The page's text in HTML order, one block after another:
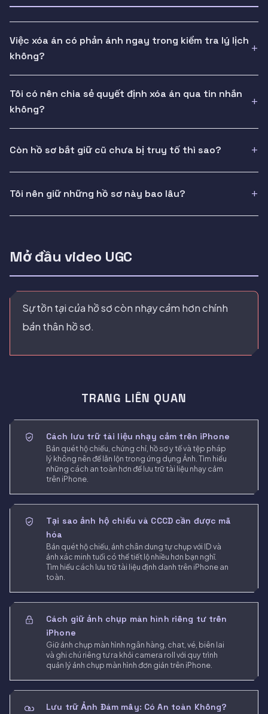
Việc xóa án có phản ánh ngay trong kiểm tra lý lịch
không?
Tôi có nên chia sẻ quyết định xóa án qua tin nhắn
không?
Còn hồ sơ bắt giữ cũ chưa bị truy tố thì sao?
Tôi nên giữ những hồ sơ này bao lâu?
Mở đầu video UGC
Sự tồn tại của hồ sơ còn nhạy cảm hơn chính
bản thân hồ sơ.
TRANG LIÊN QUAN
Cách lưu trữ tài liệu nhạy cảm trên iPhone
Bản quét hộ chiếu, chứng chỉ, hồ sơ y tế và tệp pháp
lý không nên để lẫn lộn trong ứng dụng Ảnh. Tìm hiểu
những cách an toàn hơn để lưu trữ tài liệu nhạy cảm
trên iPhone.
Tại sao ảnh hộ chiếu và CCCD cần được mã
hóa
Bản quét hộ chiếu, ảnh chân dung tự chụp với ID và
ảnh xác minh tuổi có thể tiết lộ nhiều hơn bạn nghĩ.
Tìm hiểu cách lưu trữ tài liệu định danh trên iPhone an
toàn.
Cách giữ ảnh chụp màn hình riêng tư trên
iPhone
Giữ ảnh chụp màn hình ngân hàng, chat, vé, biên lai
và ghi chú riêng tư ra khỏi camera roll với quy trình
quản lý ảnh chụp màn hình đơn giản trên iPhone.
Lưu trữ Ảnh Đám mây: Có An toàn Không?